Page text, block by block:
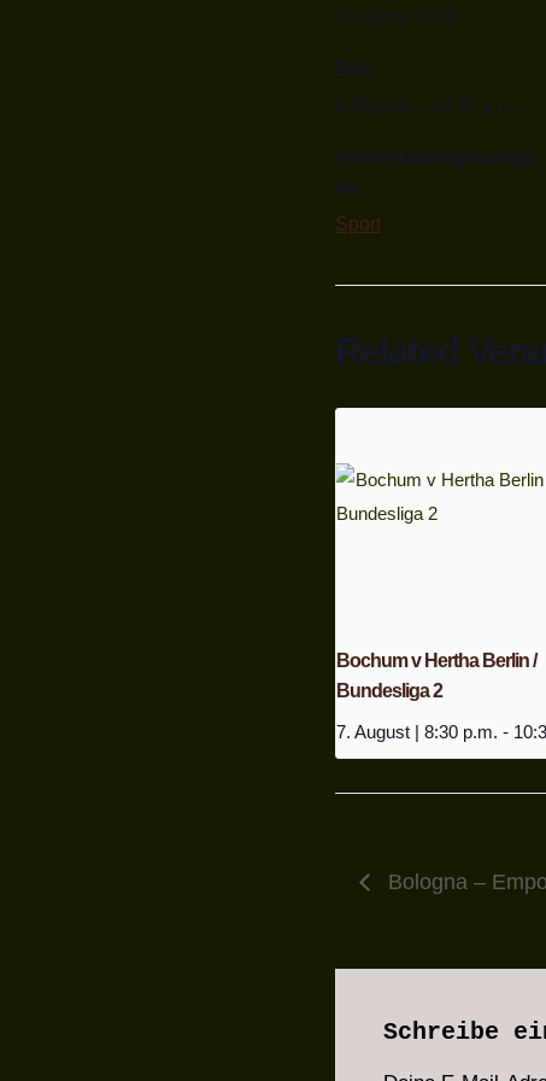
25. April, 2025
Zeit:
8:30 p.m. - 10:30 p.m.
Veranstaltungskatego
rie:
Sport
Related
Bochum v Hertha Berlin /
Bundesliga 2
7. August | 8:30 p.m. -
Bologna –
Schreibe